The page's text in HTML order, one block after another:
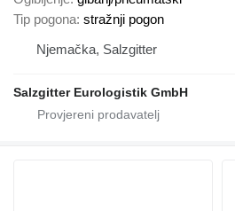
Tip pogona stražnji pogon
Njemačka, Salzgitter
Salzgitter Eurologistik GmbH